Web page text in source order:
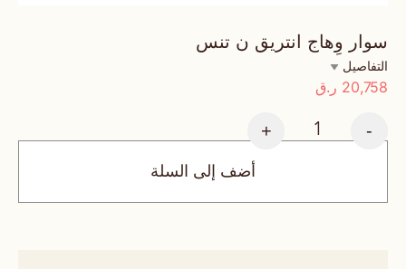
سوار وِهاج انتريق ن تنس
التفاصيل
20,758 ر.ق
-
+
أضف إلى السلة